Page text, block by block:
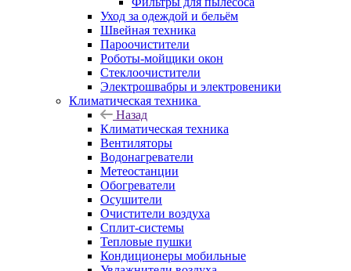
Уход за одеждой и бельём
Швейная техника
Пароочистители
Роботы-мойщики окон
Стеклоочистители
Электрошвабры и электровеники
Климатическая техника
Назад
Климатическая техника
Вентиляторы
Водонагреватели
Метеостанции
Обогреватели
Осушители
Очистители воздуха
Сплит-системы
Тепловые пушки
Кондиционеры мобильные